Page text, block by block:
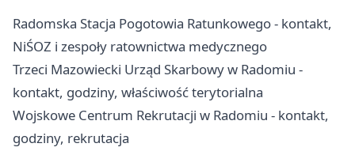
Radomska Stacja Pogotowia Ratunkowego - kontakt,
NiŚOZ i zespoły ratownictwa medycznego
Trzeci Mazowiecki Urząd Skarbowy w Radomiu -
kontakt, godziny, właściwość terytorialna
Wojskowe Centrum Rekrutacji w Radomiu - kontakt,
godziny, rekrutacja